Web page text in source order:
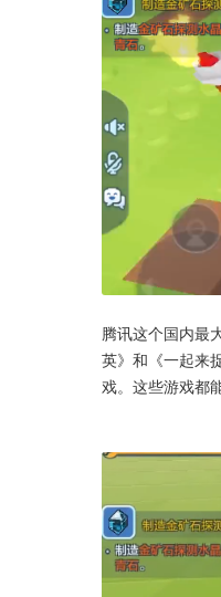
腾讯这个国内最
英》和《一起来
戏。这些游戏都